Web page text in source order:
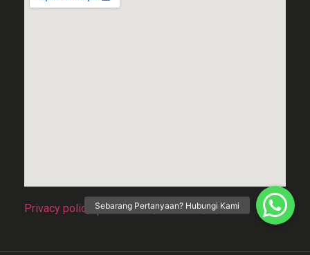
Privacy policy │Terma & syarat temujanji